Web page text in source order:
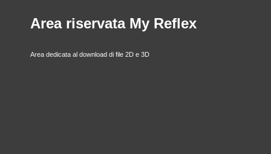
Area riservata My Reflex
Area dedicata al download di file 2D e 3D